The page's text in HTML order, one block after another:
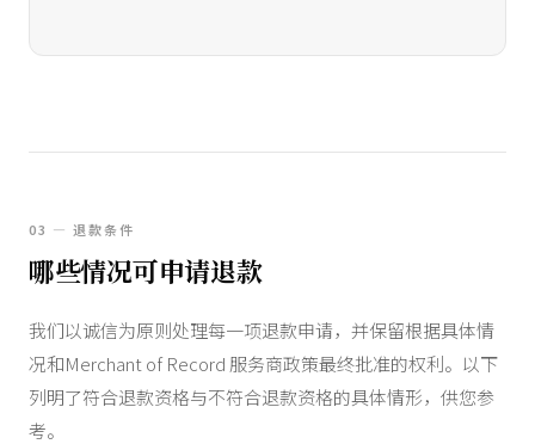
03 — 退款条件
哪些情况可申请退款
我们以诚信为原则处理每一项退款申请，并保留根据具体情
况和Merchant of Record 服务商政策最终批准的权利。以下
列明了符合退款资格与不符合退款资格的具体情形，供您参
考。